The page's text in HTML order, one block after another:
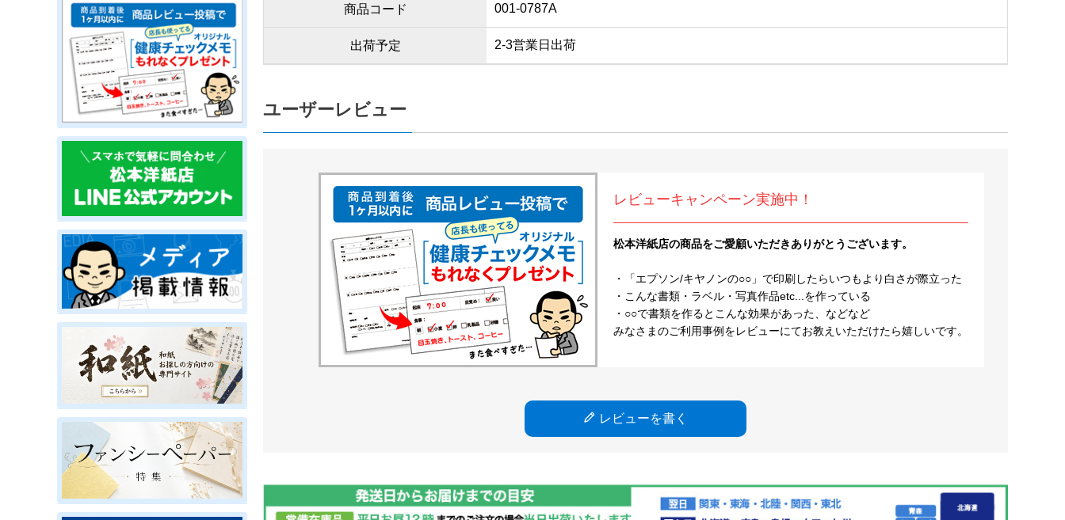
商品コード 001-0787A
出荷予定 2-3営業日出荷
ユーザーレビュー
レビューキャンペーン実施中！
松本洋紙店の商品をご愛顧いただきありがとうございます。
・「エプソン/キヤノンの○○」で印刷したらいつもより白さが際立った
・こんな書類・ラベル・写真作品etc...を作っている
・○○で書類を作るとこんな効果があった、などなど
みなさまのご利用事例をレビューにてお教えいただけたら嬉しいです。
レビューを書く